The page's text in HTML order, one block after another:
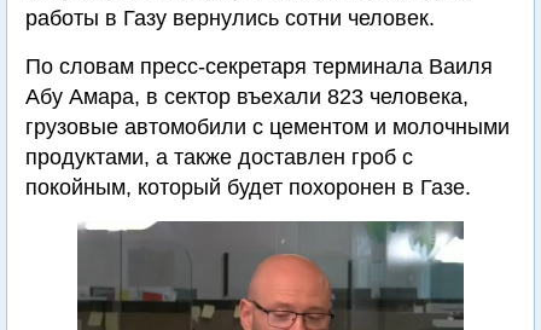
работы в Газу вернулись сотни человек.
По словам пресс-секретаря терминала Ваиля
Абу Амара, в сектор въехали 823 человека,
грузовые автомобили с цементом и молочными
продуктами, а также доставлен гроб с
покойным, который будет похоронен в Газе.